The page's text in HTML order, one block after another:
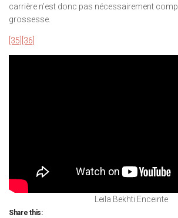
carrière n’est donc pas nécessairement
grossesse.
[35] [36]
Leïla Bekhti Enceinte
Share this: